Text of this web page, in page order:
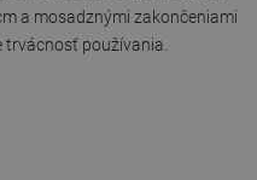
a mosadznými zakončeniami
trvácnosť používania.